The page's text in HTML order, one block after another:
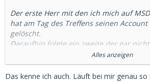
Der erste Herr mit den ich mich auf
hat am Tag des Treffens seinen
gelöscht.
Daraufhin folgte ein zweite der gar
ausgemachten Treffen kam, dabei hieß
Nach 20 Minuten bin ich dann auch
Alles anzeigen
Das kenne ich auch. Läuft bei mir genau